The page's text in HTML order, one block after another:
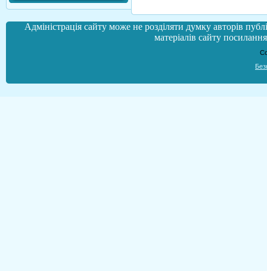
Адміністрація сайту може не розділяти думку авторів
матеріалів сайту